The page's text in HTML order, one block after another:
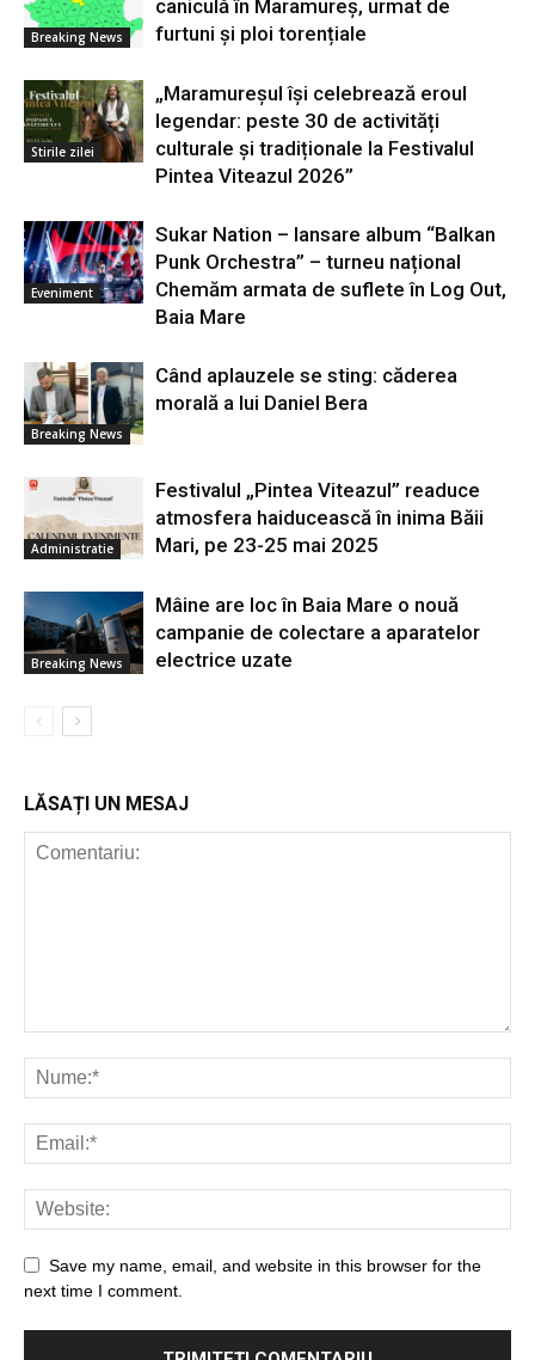
Breaking News
caniculă în Maramureș, urmat de
furtuni și ploi torențiale
Stirile zilei
„Maramureșul își celebrează eroul
legendar: peste 30 de activități
culturale și tradiționale la Festivalul
Pintea Viteazul 2026”
Eveniment
Sukar Nation – lansare album “Balkan
Punk Orchestra” – turneu național
Chemăm armata de suflete în Log Out,
Baia Mare
Breaking News
Când aplauzele se sting: căderea
morală a lui Daniel Bera
Administratie
Festivalul „Pintea Viteazul” readuce
atmosfera haiducească în inima Băii
Mari, pe 23-25 mai 2025
Breaking News
Mâine are loc în Baia Mare o nouă
campanie de colectare a aparatelor
electrice uzate
LĂSAȚI UN MESAJ
Save my name, email, and website in this browser for the
next time I comment.